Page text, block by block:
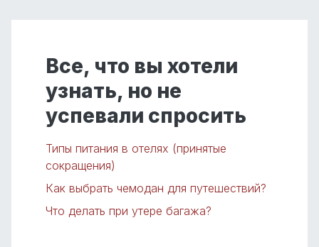
Все, что вы хотели
узнать, но не
успевали спросить
Типы питания в отелях (принятые
сокращения)
Как выбрать чемодан для путешествий?
Что делать при утере багажа?